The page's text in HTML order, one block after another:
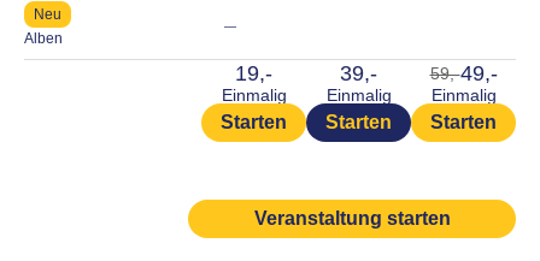
Neu
Alben
—
19,-
Einmalig
Starten
39,-
Einmalig
Starten
59,-49,-
Einmalig
Starten
Veranstaltung starten